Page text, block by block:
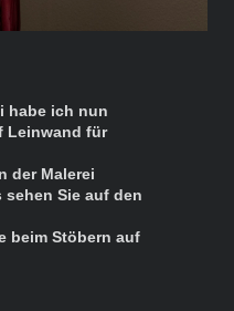
habe ich nun
Leinwand für
der Malerei
Sie auf den
beim Stöbern auf